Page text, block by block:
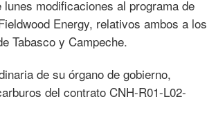
modificaciones al programa de
Energy, relativos ambos a los
Tabasco y Campeche.
de su órgano de gobierno,
del contrato CNH-R01-L02-